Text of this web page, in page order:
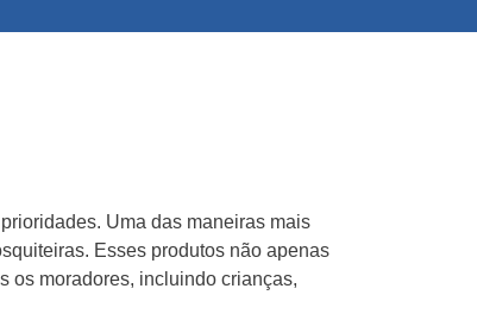
Uma das maneiras mais
Esses produtos não apenas
os moradores, incluindo crianças,